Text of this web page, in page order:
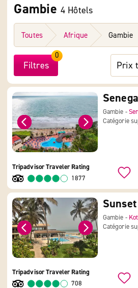
Gambie 4 Hôtels
Toutes Afrique Gambie
Filtres
0
Gambie -
Catégorie
Tripadvisor Traveler Rating
1877
Gambie -
Catégorie
Tripadvisor Traveler Rating
708